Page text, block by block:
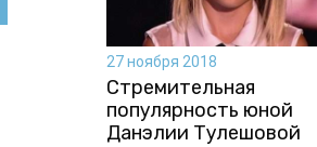
27 ноября 2018
Стремительная
популярность юной
Данэлии Тулешовой